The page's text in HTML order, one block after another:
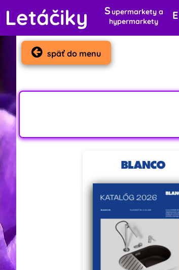
Letáčiky Supermarkety a
hypermarkety
E
späť do menu